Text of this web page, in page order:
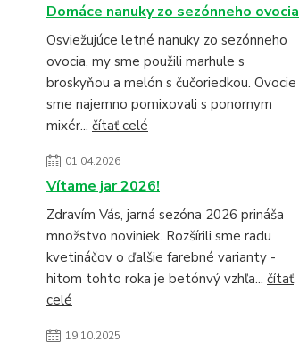
Domáce nanuky zo sezónneho ovocia
Osviežujúce letné nanuky zo sezónneho
ovocia, my sme použili marhule s
broskyňou a melón s čučoriedkou. Ovocie
sme najemno pomixovali s ponornym
mixér... čítať celé
01.04.2026
Vítame jar 2026!
Zdravím Vás, jarná sezóna 2026 prináša
množstvo noviniek. Rozšírili sme radu
kvetináčov o ďalšie farebné varianty -
hitom tohto roka je betónvý vzhľa... čítať
celé
19.10.2025